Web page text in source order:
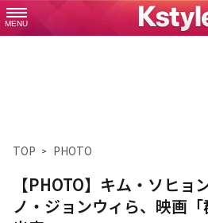
MENU
TOP PHOTO
【PHOTO】キム・ソヒョ
ノ・ジョンウィら、映画